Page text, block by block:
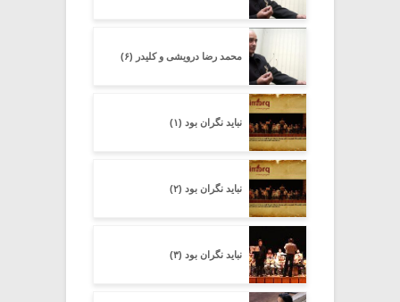
محمد رضا درویشی و کلیدر (۶)
نباید نگران بود (۱)
نباید نگران بود (۲)
نباید نگران بود (۳)